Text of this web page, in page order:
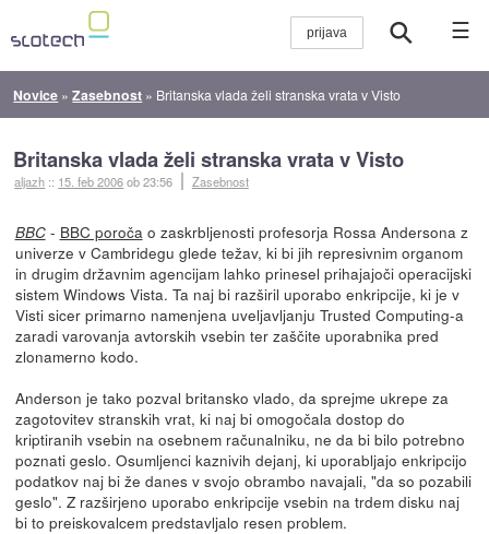
☰
Novice »Zasebnost » Britanska vlada želi stranska vrata v Visto
Britanska vlada želi stranska vrata v Visto
aljazh :: 15. feb 2006ob 23:56 Zasebnost
BBC- BBC poroča o zaskrbljenosti profesorja Rossa Andersona z
univerze v Cambridegu glede težav, ki bi jih represivnim organom
in drugim državnim agencijam lahko prinesel prihajajoči operacijski
sistem Windows Vista. Ta naj bi razširil uporabo enkripcije, ki je v
Visti sicer primarno namenjena uveljavljanju Trusted Computing-a
zaradi varovanja avtorskih vsebin ter zaščite uporabnika pred
zlonamerno kodo.
Anderson je tako pozval britansko vlado, da sprejme ukrepe za
zagotovitev stranskih vrat, ki naj bi omogočala dostop do
kriptiranih vsebin na osebnem računalniku, ne da bi bilo potrebno
poznati geslo. Osumljenci kaznivih dejanj, ki uporabljajo enkripcijo
podatkov naj bi že danes v svojo obrambo navajali, "da so pozabili
geslo". Z razširjeno uporabo enkripcije vsebin na trdem disku naj
bi to preiskovalcem predstavljalo resen problem.